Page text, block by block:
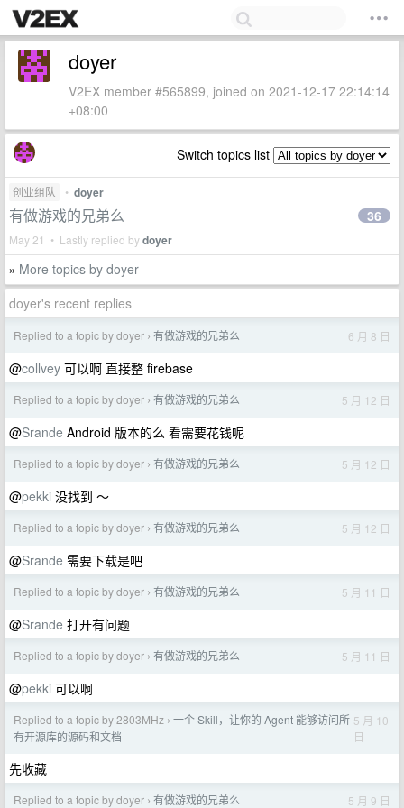
doyer
V2EX member #565899, joined on 2021-12-17 22:14:14
+08:00
Switch topics list
创业组队 • doyer
有做游戏的兄弟么
May 21 • Lastly replied bydoyer
36
» More topics by doyer
doyer's recent replies
Replied to a topic by doyer › 有做游戏的兄弟么 6 月 8 日
@collvey 可以啊 直接整 firebase
Replied to a topic by doyer › 有做游戏的兄弟么 5 月 12 日
@Srande Android 版本的么 看需要花钱呢
Replied to a topic by doyer › 有做游戏的兄弟么 5 月 12 日
@pekki 没找到 ～
Replied to a topic by doyer › 有做游戏的兄弟么 5 月 12 日
@Srande 需要下载是吧
Replied to a topic by doyer › 有做游戏的兄弟么 5 月 11 日
@Srande 打开有问题
Replied to a topic by doyer › 有做游戏的兄弟么 5 月 11 日
@pekki 可以啊
Replied to a topic by 2803MHz › 一个 Skill，让你的 Agent 能够访问所
有开源库的源码和文档
5 月 10
日
先收藏
Replied to a topic by doyer › 有做游戏的兄弟么 5 月 9 日